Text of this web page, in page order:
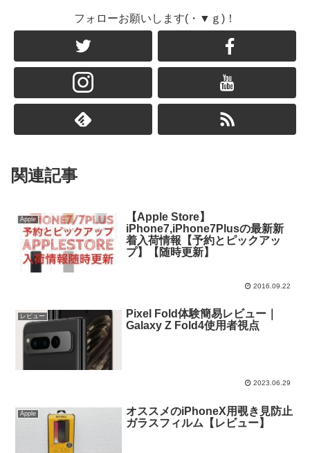
フォローお願いします(・▼ｇ)！
関連記事
Apple
【Apple Store】
iPhone7,iPhone7Plusの最新新
着入荷情報【予約とピックアッ
プ】【随時更新】
2016.09.22
レビュー
Pixel Fold体験簡易レビュー｜
Galaxy Z Fold4使用者視点
2023.06.29
Apple
オススメのiPhoneX用覗き見防止
ガラスフィルム【レビュー】